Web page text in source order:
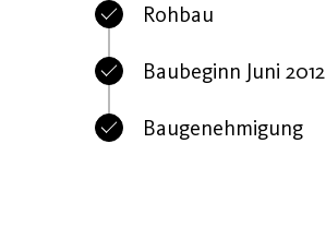
Rohbau
Baubeginn Juni 2012
Baugenehmigung